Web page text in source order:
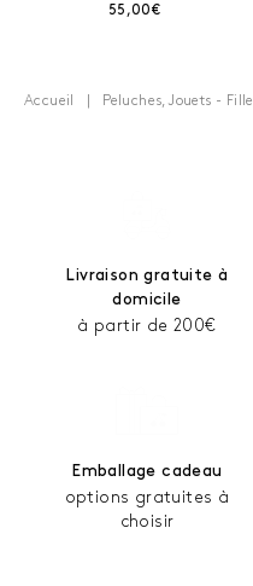
Prix courant :
55,00€
Accueil Peluches, Jouets - Fille
Livraison gratuite à
domicile
à partir de 200€
Emballage cadeau
options gratuites à
choisir